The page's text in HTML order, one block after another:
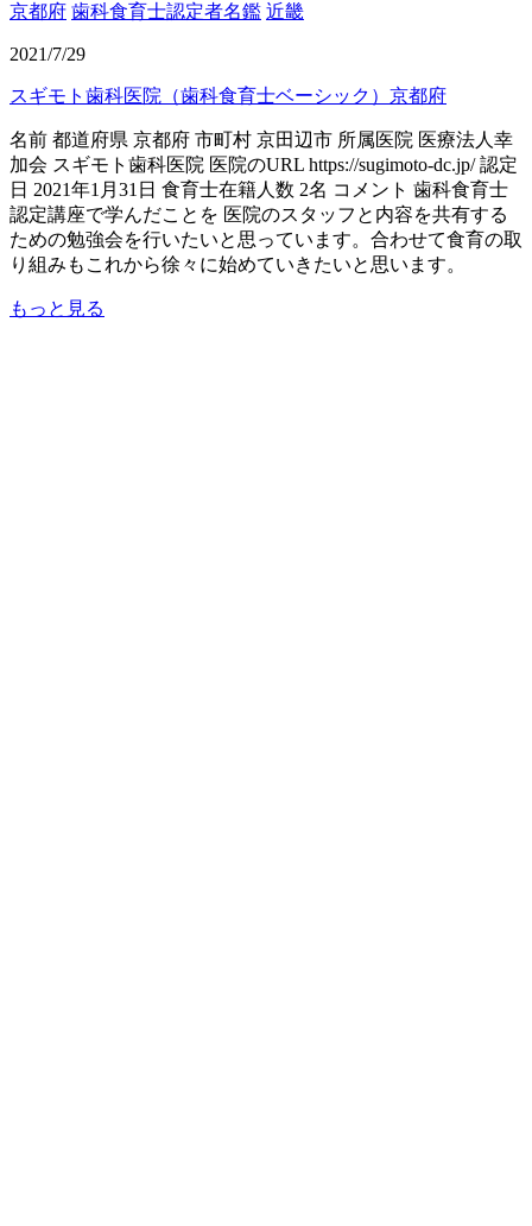
京都府 歯科食育士認定者名鑑 近畿
2021/7/29
スギモト歯科医院（歯科食育士ベーシック）京都府
名前 都道府県 京都府 市町村 京田辺市 所属医院 医療法人幸
加会 スギモト歯科医院 医院のURL https://sugimoto-dc.jp/ 認定
日 2021年1月31日 食育士在籍人数 2名 コメント 歯科食育士
認定講座で学んだことを 医院のスタッフと内容を共有する
ための勉強会を行いたいと思っています。合わせて食育の取
り組みもこれから徐々に始めていきたいと思います。
もっと見る